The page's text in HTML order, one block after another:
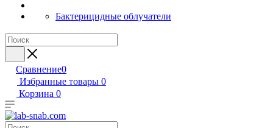
Бактерицидные облучатели
Сравнение0
Избранные товары 0
Корзина 0